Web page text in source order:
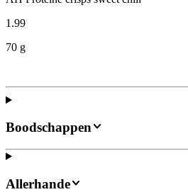
1.99
70 g
Boodschappen
Allerhande